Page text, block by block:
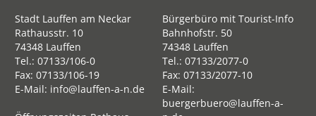
Stadt Lauffen am Neckar
Rathausstr. 10
74348 Lauffen
Tel.: 07133/106-0
Fax: 07133/106-19
E-Mail: info@lauffen-a-n.de
Bürgerbüro mit Tourist-Info
Bahnhofstr. 50
74348 Lauffen
Tel.:07133/2077-0
Fax: 07133/2077-10
E-Mail:
buergerbuero@lauffen-a-